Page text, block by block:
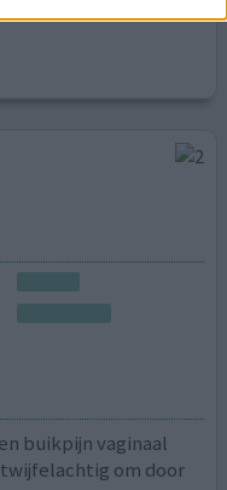
buikpijn vaginaal
om door